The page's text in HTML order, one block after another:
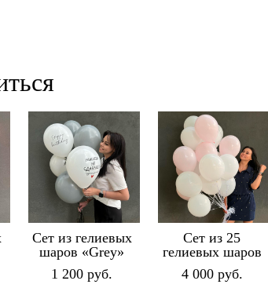
Сет из гелиевых
шаров «Grey»
1 200 pуб.
Сет из 25
гелиевых шаров
4 000 pуб.